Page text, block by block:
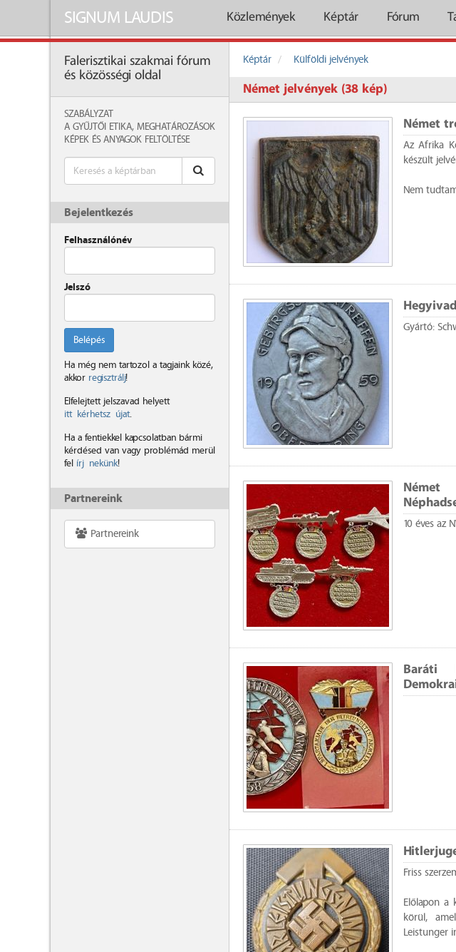
SIGNUM LAUDIS Közlemények Képtár Fórum
Falerisztikai szakmai fórum
és közösségi oldal
SZABÁLYZAT
A GYŰJTŐI ETIKA, MEGHATÁROZÁSOK
KÉPEK ÉS ANYAGOK FELTÖLTÉSE
Bejelentkezés
Felhasználónév
Jelszó
Belépés
Ha még nem tartozol a tagjaink közé,
akkor regisztrálj!
Elfelejtett jelszavad helyett
itt kérhetsz újat.
Ha a fentiekkel kapcsolatban bármi
kérdésed van vagy problémád merül
fel írj nekünk!
Partnereink
Partnereink
Képtár Külföldi jelvények
Német jelvények (38 kép)
Német
Az Afrika
készült
Nem
Gyártó:
Német
10 éves az
Baráti
Friss
Előlapon a
körül,
Leistunger